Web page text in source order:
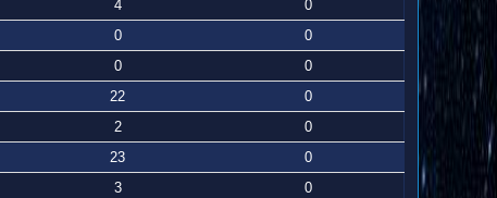
4
0
0
0
0
0
22
0
2
0
23
0
3
0